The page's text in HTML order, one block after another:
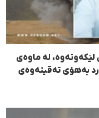
لە ماوەی
بەهۆی تەقینەوەی